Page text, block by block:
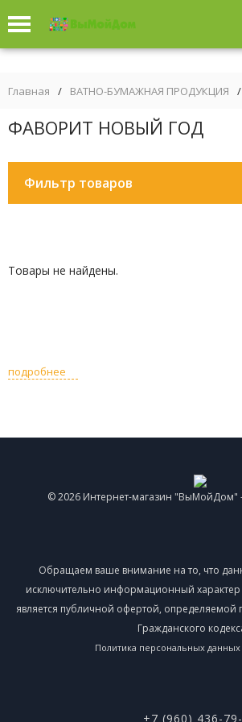
Главная / ВАТНО-БУМАЖНАЯ ПРОДУКЦИЯ /
ФАВОРИТ НОВЫЙ ГОД
Фильтр товаров
Товары не найдены.
подробнее
© 2026 Интернет-магазин "ВыМойДом"
Обращаем ваше внимание на то, что
исключительно информационный характер
является публичной офертой, определяемой
Гражданского
Политика персональных данных
+7 (960) 436-